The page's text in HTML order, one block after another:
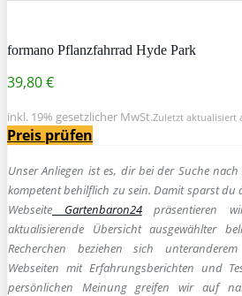
formano Pflanzfahrrad Hyde Park
39,80 €
inkl. 19% gesetzlicher MwSt.Zuletzt aktualisiert
Preis prüfen
Unser Anliegen ist es, dir bei der Suche nach
kompetent behilflich zu sein.Damit sparst du
Webseite Gartenbaron24präsentieren
aktualisierende Übersicht ausgewählter
Recherchen beziehen sich
Webseiten mit Erfahrungsberichten und
persönlichen Meinung greifen wir auf